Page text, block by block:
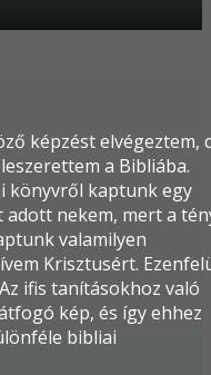
képzést elvégeztem,
a Bibliába.
könyvről kaptunk egy
adott nekem, mert a
valamilyen
Krisztusért.
ifis tanításokhoz való
kép, és így ehhez
bibliai